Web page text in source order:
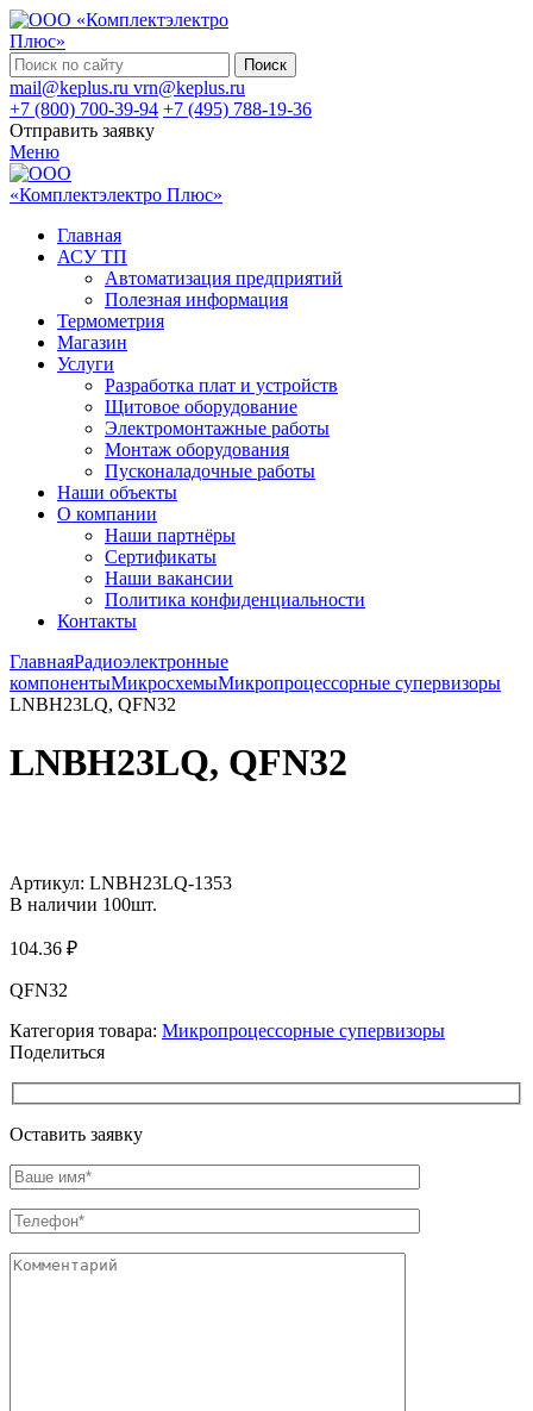
Поиск
mail@keplus.ru vrn@keplus.ru
+7 (800) 700-39-94 +7 (495) 788-19-36
Отправить заявку
Меню
Главная
АСУ ТП
Автоматизация предприятий
Полезная информация
Термометрия
Магазин
Услуги
Разработка плат и устройств
Щитовое оборудование
Электромонтажные работы
Монтаж оборудования
Пусконаладочные работы
Наши объекты
О компании
Наши партнёры
Сертификаты
Наши вакансии
Политика конфиденциальности
Контакты
ГлавнаяРадиоэлектронные
компонентыМикросхемыМикропроцессорные супервизоры
LNBH23LQ, QFN32
LNBH23LQ, QFN32
Артикул: LNBH23LQ-1353
В наличии 100шт.
104.36 ₽
QFN32
Категория товара: Микропроцессорные супервизоры
Поделиться
Оставить заявку